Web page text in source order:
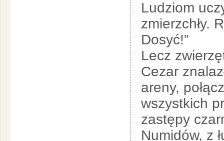
Ludziom
zmierzchły.
Dosyć!”
Lecz
Cezar
areny,
wszystkich
zastępy
Numidów, z